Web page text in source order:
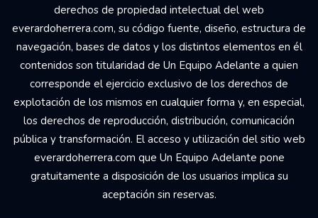
derechos de propiedad intelectual del web
everardoherrera.com, su código fuente, diseño, estructura de
navegación, bases de datos y los distintos elementos en él
contenidos son titularidad de Un Equipo Adelante a quien
corresponde el ejercicio exclusivo de los derechos de
explotación de los mismos en cualquier forma y, en especial,
los derechos de reproducción, distribución, comunicación
pública y transformación. El acceso y utilización del sitio web
everardoherrera.com que Un Equipo Adelante pone
gratuitamente a disposición de los usuarios implica su
aceptación sin reservas.